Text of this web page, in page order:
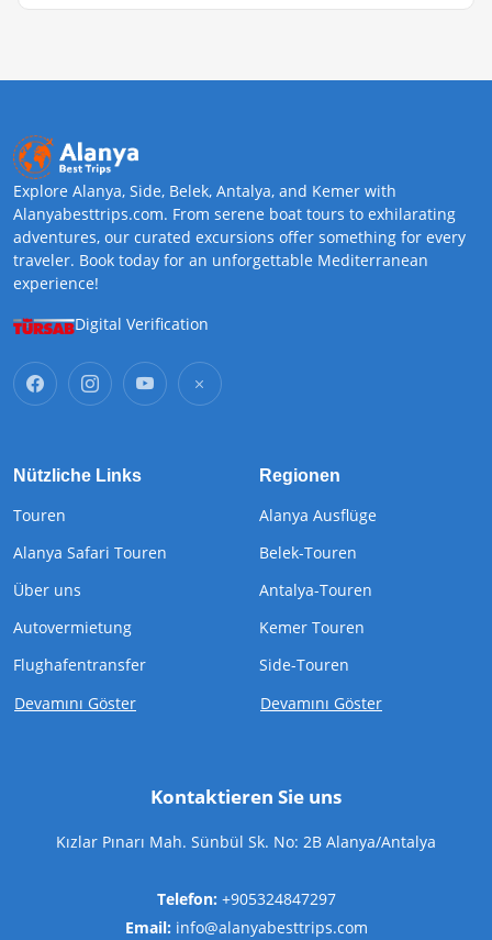
Explore Alanya, Side, Belek, Antalya, and Kemer with
Alanyabesttrips.com. From serene boat tours to exhilarating
adventures, our curated excursions offer something for every
traveler. Book today for an unforgettable Mediterranean
experience!
Digital Verification
Nützliche Links
Touren
Alanya Safari Touren
Über uns
Autovermietung
Flughafentransfer
Devamını Göster
Regionen
Alanya Ausflüge
Belek-Touren
Antalya-Touren
Kemer Touren
Side-Touren
Devamını Göster
Kontaktieren Sie uns
Kızlar Pınarı Mah. Sünbül Sk. No: 2B Alanya/Antalya
Telefon: +905324847297
Email: info@alanyabesttrips.com